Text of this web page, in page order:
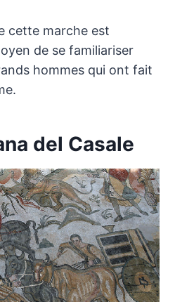
cette marche est
de se familiariser
hommes qui ont fait
del Casale